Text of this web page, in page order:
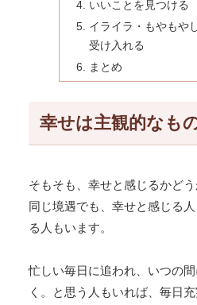
いいことを見つける
イライラ・もやもや
受け入れる
まとめ
幸せは主観的なも
そもそも、幸せと感じるかど
同じ境遇でも、幸せと感じる
る人もいます。
忙しい毎日に追われ、いつの
く。と思う人もいれば、毎日